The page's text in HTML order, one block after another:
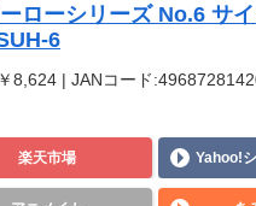
ローシリーズ No.6 サ
6
8,624 | JANコード
楽天市場 Yahoo!